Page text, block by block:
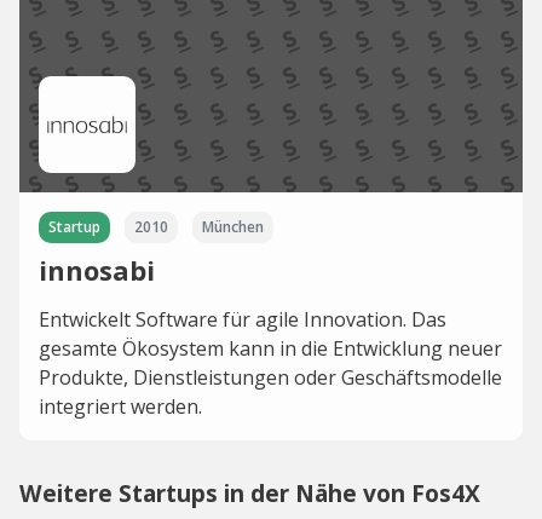
Startup 2010 München
innosabi
Entwickelt Software für agile Innovation. Das
gesamte Ökosystem kann in die Entwicklung neuer
Produkte, Dienstleistungen oder Geschäftsmodelle
integriert werden.
Weitere Startups in der Nähe von Fos4X